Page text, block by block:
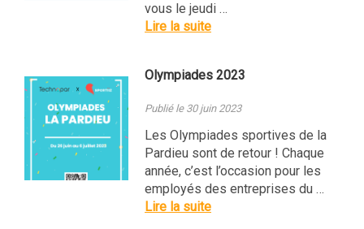
vous le jeudi …
Lire la suite
Olympiades 2023
Publié le 30 juin 2023
Les Olympiades sportives de la
Pardieu sont de retour ! Chaque
année, c’est l’occasion pour les
employés des entreprises du …
Lire la suite